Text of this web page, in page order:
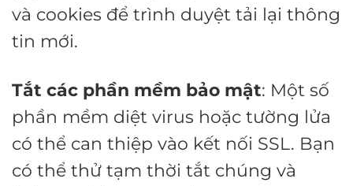
và cookies để trình duyệt tải lại thông
tin mới.
Tắt các phần mềm bảo mật: Một số
phần mềm diệt virus hoặc tường lửa
có thể can thiệp vào kết nối SSL. Bạn
có thể thử tạm thời tắt chúng và